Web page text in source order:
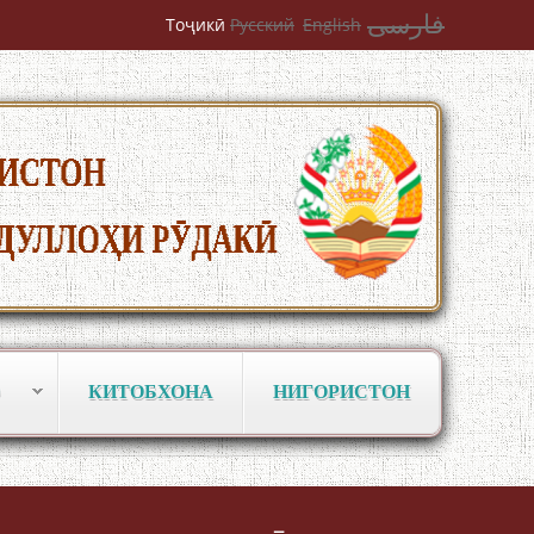
Тоҷикӣ Русский English فارسی
КИТОБХОНА НИГОРИСТОН
БУЗУРГТАРИН МУТАФАККИР ВА
به عبارت دیگر: گفتگو با مومن قناعت
Mumin Qanoat
Сухбати навқаламон бо Муъмин